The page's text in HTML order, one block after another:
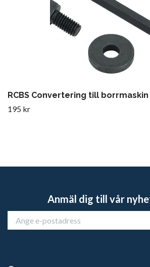
RCBS Convertering till
195 kr
Anmäl dig till vår